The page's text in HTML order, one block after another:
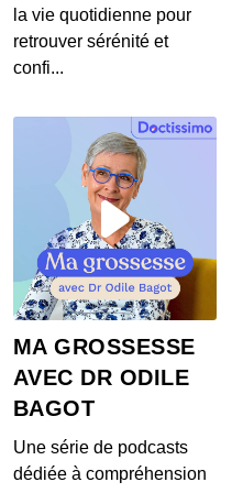
histoire - Audi
2 ANS
d'Un logo, une histoire,
histoire - BMW
ANS
d'Un logo, une histoire, coup
l'un des constructeurs plus c...
histoire - Alpine
2 ANS
épisode de Un logo, une histoire,
sur la firme de Dieppe : Alpi...
histoire - Seat
2 ANS
le podcast d’AutoPlus qui
la vie quotidienne pour
retrouver sérénité et
confi...
MA GROSSESSE
AVEC DR ODILE
BAGOT
Une série de podcasts
dédiée à compréhension